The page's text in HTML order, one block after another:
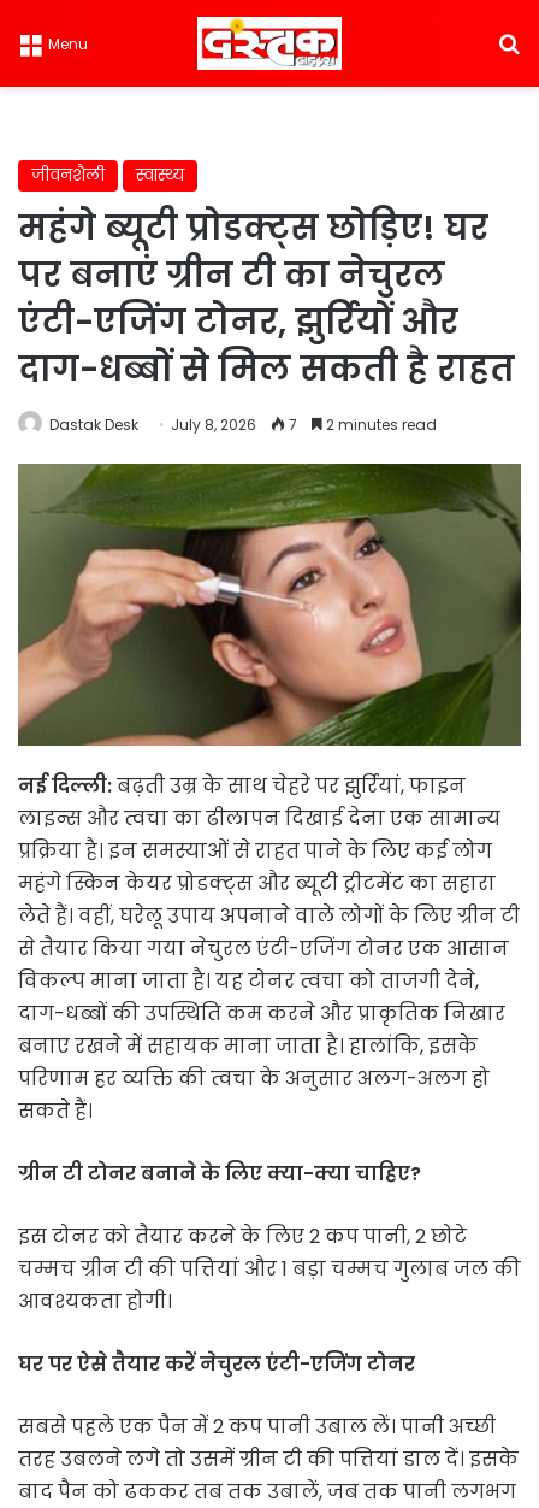
Menu
जीवनशैली स्वास्थ्य
महंगे ब्यूटी प्रोडक्ट्स छोड़िए! घर
पर बनाएं ग्रीन टी का नेचुरल
एंटी-एजिंग टोनर, झुर्रियों और
दाग-धब्बों से मिल सकती है राहत
Dastak Desk July 8, 2026 7 2 minutes read
नई दिल्ली:बढ़ती उम्र के साथ चेहरे पर झुर्रियां, फाइन
लाइन्स और त्वचा का ढीलापन दिखाई देना एक सामान्य
प्रक्रिया है। इन समस्याओं से राहत पाने के लिए कई लोग
महंगे स्किन केयर प्रोडक्ट्स और ब्यूटी ट्रीटमेंट का सहारा
लेते हैं। वहीं, घरेलू उपाय अपनाने वाले लोगों के लिए ग्रीन टी
से तैयार किया गया नेचुरल एंटी-एजिंग टोनर एक आसान
विकल्प माना जाता है। यह टोनर त्वचा को ताजगी देने,
दाग-धब्बों की उपस्थिति कम करने और प्राकृतिक निखार
बनाए रखने में सहायक माना जाता है। हालांकि, इसके
परिणाम हर व्यक्ति की त्वचा के अनुसार अलग-अलग हो
सकते हैं।
ग्रीन टी टोनर बनाने के लिए क्या-क्या चाहिए?
इस टोनर को तैयार करने के लिए 2 कप पानी, 2 छोटे
चम्मच ग्रीन टी की पत्तियां और 1 बड़ा चम्मच गुलाब जल की
आवश्यकता होगी।
घर पर ऐसे तैयार करें नेचुरल एंटी-एजिंग टोनर
सबसे पहले एक पैन में 2 कप पानी उबाल लें। पानी अच्छी
तरह उबलने लगे तो उसमें ग्रीन टी की पत्तियां डाल दें। इसके
बाद पैन को ढककर तब तक उबालें, जब तक पानी लगभग